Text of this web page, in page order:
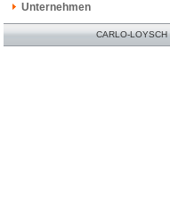
Unternehmen
CARLO-